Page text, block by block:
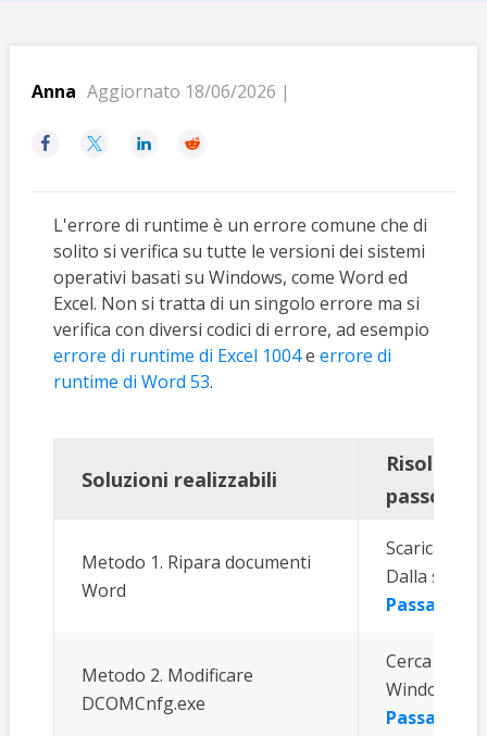
Anna Aggiornato 18/06/2026 |
   
L'errore di runtime è un errore comune che di
solito si verifica su tutte le versioni dei sistemi
operativi basati su Windows, come Word ed
Excel. Non si tratta di un singolo errore ma si
verifica con diversi codici di errore, ad esempio
errore di runtime di Excel 1004e errore di
runtime di Word 53.
Soluzioni realizzabili
passo
Metodo 1. Ripara documenti
Word
Scarica e
Dalla
Passaggi
Metodo 2. Modificare
DCOMCnfg.exe
Cerca
Windows e
Passaggi